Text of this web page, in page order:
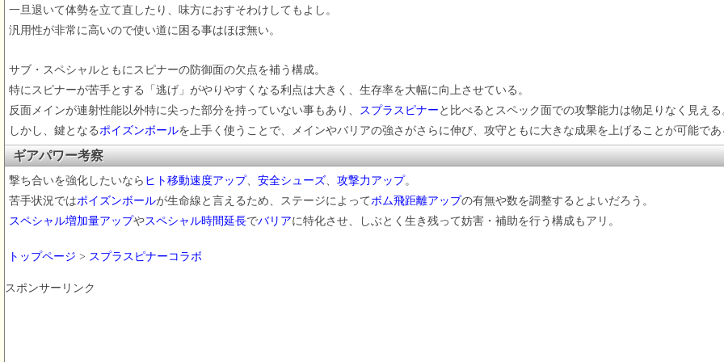
一旦退いて体勢を立て直したり、味方におすそわけしてもよし。
汎用性が非常に高いので使い道に困る事はほぼ無い。
サブ・スペシャルともにスピナーの防御面の欠点を補う構成。
特にスピナーが苦手とする「逃げ」がやりやすくなる利点は大きく、生存率を大幅に向上させている。
反面メインが連射性能以外特に尖った部分を持っていない事もあり、 スプラスピナー と比べるとスペック面での攻撃能力は物足りなく見える
しかし、鍵となるポイズンボールを上手く使うことで、メインやバリアの強さがさらに伸び、攻守ともに大きな成果を上げることが可能であ
ギアパワー考察
撃ち合いを強化したいなら ヒト移動速度アップ、 安全シューズ、 攻撃力アップ。
苦手状況ではポイズンボールが生命線と言えるため、ステージによってボム飛距離アップの有無や数を調整するとよいだろう。
スペシャル増加量アップやスペシャル時間延長でバリアに特化させ、しぶとく生き残って妨害・補助を行う構成もアリ。
トップページ > スプラスピナーコラボ
スポンサーリンク